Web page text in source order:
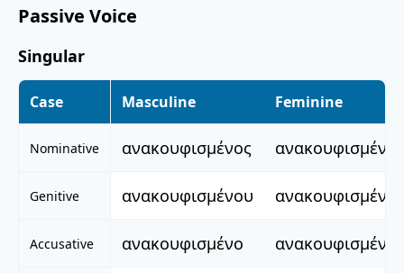
Passive Voice
Singular
Case Masculine Feminine
Nominative ανακουφισμένος ανακουφισμένη
Genitive ανακουφισμένου ανακουφισμένης
Accusative ανακουφισμένο ανακουφισμένη